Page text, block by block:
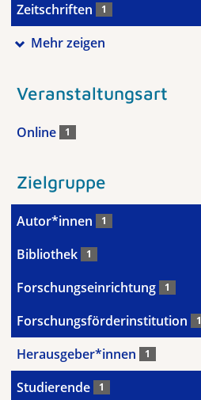
Zeitschriften 1
Mehr zeigen
Veranstaltungsart
Online 1
Zielgruppe
Autor*innen 1
Bibliothek 1
Forschungseinrichtung 1
Forschungsförderinstitution 1
Herausgeber*innen 1
Studierende 1